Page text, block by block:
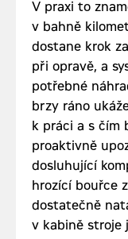
V praxi to
v bahně
dostane krok
při opravě, a
potřebné
brzy ráno
k práci a s čím
proaktivně
dosluhující
hrozící bouřce
dostatečně
v kabině stroje